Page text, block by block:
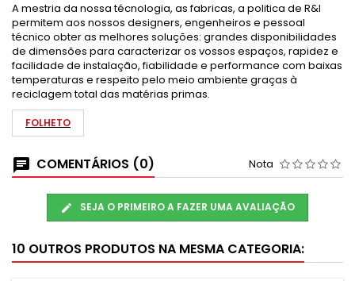
A mestria da nossa técnologia, as fabricas, a politica de R&I
permitem aos nossos designers, engenheiros e pessoal
técnico obter as melhores soluções: grandes disponibilidades
de dimensões para caracterizar os vossos espaços, rapidez e
facilidade de instalação, fiabilidade e performance com baixas
temperaturas e respeito pelo meio ambiente graças à
reciclagem total das matérias primas.
FOLHETO
COMENTÁRIOS (0) Nota
SEJA O PRIMEIRO A FAZER UMA AVALIAÇÃO
10 OUTROS PRODUTOS NA MESMA CATEGORIA: